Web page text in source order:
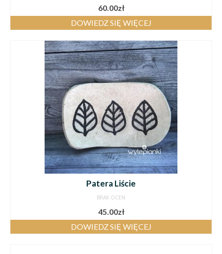
60.00zł
DOWIEDZ SIĘ WIĘCEJ
Patera Liście
BRAK OCEN
45.00zł
DOWIEDZ SIĘ WIĘCEJ